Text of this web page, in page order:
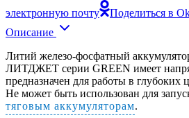
электронную почту
Поделиться в
Описание
Литий железо-фосфатный
ЛИТДЖЕТ серии GREEN имеет
предназначен для работы в глубоких
Не может быть использован для
тяговым аккумуляторам.